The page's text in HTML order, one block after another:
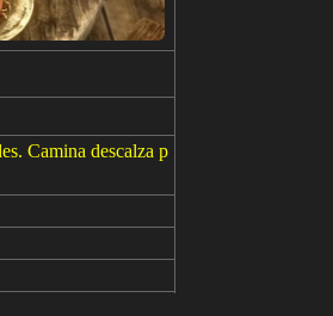
Camina descalza p